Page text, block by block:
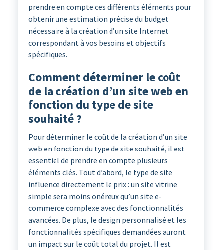
prendre en compte ces différents éléments pour
obtenir une estimation précise du budget
nécessaire à la création d’un site Internet
correspondant à vos besoins et objectifs
spécifiques.
Comment déterminer le coût
de la création d’un site web en
fonction du type de site
souhaité ?
Pour déterminer le coût de la création d’un site
web en fonction du type de site souhaité, il est
essentiel de prendre en compte plusieurs
éléments clés. Tout d’abord, le type de site
influence directement le prix : un site vitrine
simple sera moins onéreux qu’un site e-
commerce complexe avec des fonctionnalités
avancées. De plus, le design personnalisé et les
fonctionnalités spécifiques demandées auront
un impact sur le coût total du projet. Il est